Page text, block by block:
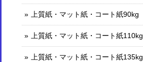
上質紙・マット紙・コート紙90kg
上質紙・マット紙・コート紙110kg
上質紙・マット紙・コート紙135kg